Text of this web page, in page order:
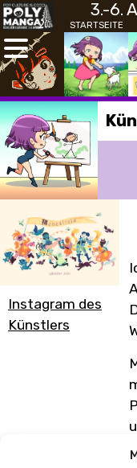
3.-6.
STARTSEITE
Instagram des
Künstlers